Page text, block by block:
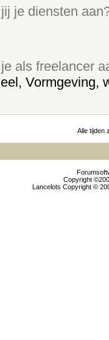
je diensten
als freelancer
Vormgeving,
Alle tijden
Copyright
Lancelots Copyright ©